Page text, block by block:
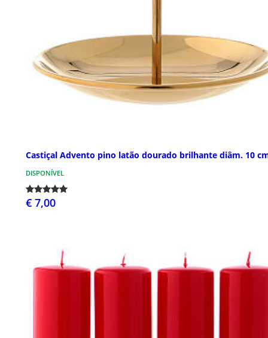
Castiçal Advento pino latão dourado brilhante diâm. 10
DISPONÍVEL
€ 7,00